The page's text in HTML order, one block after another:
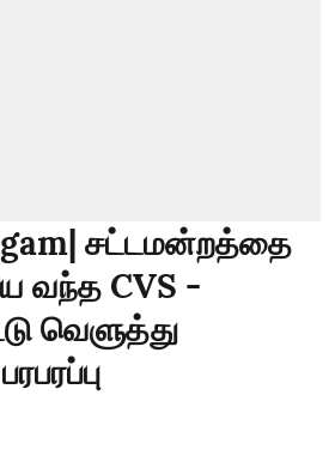
சட்டமன்றத்தை
வந்த CVS -
வெளுத்து